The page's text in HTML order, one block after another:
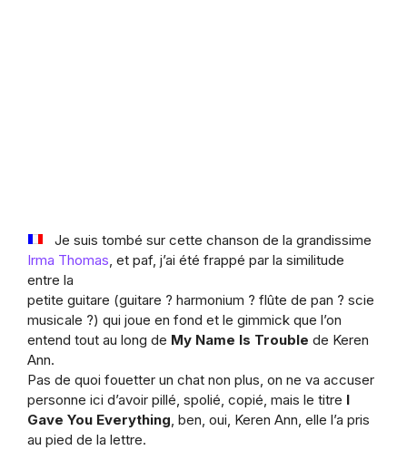
Je suis tombé sur cette chanson de la grandissime
Irma Thomas, et paf, j’ai été frappé par la similitude
entre la
petite guitare (guitare ? harmonium ? flûte de pan ? scie
musicale ?) qui joue en fond et le gimmick que l’on
entend tout au long de My Name Is Trouble de Keren
Ann.
Pas de quoi fouetter un chat non plus, on ne va accuser
personne ici d’avoir pillé, spolié, copié, mais le titre I
Gave You Everything, ben, oui, Keren Ann, elle l’a pris
au pied de la lettre.